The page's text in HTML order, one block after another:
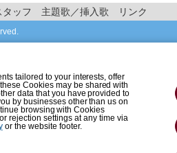
タッフ 主題歌／挿入歌 リンク
tailored to your interests, offer
Cookies may be shared with
data that you have provided to
by businesses other than us on
browsing with Cookies
rejection settings at any time via
or the website footer.